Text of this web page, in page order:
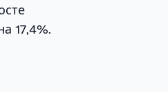
17,4%.